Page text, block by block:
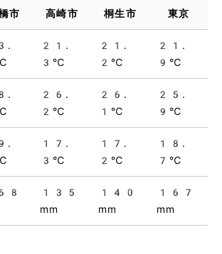
市 高崎市 桐生市 東京
21.
3℃
21.
2℃
21.
9℃
26.
2℃
26.
1℃
25.
9℃
17.
3℃
17.
2℃
18.
7℃
135
mm
140
mm
167
mm